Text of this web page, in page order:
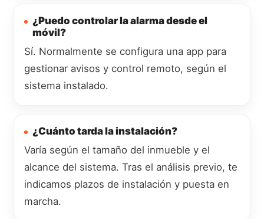
¿Puedo controlar la alarma desde el
móvil?
Sí. Normalmente se configura una app para
gestionar avisos y control remoto, según el
sistema instalado.
¿Cuánto tarda la instalación?
Varía según el tamaño del inmueble y el
alcance del sistema. Tras el análisis previo, te
indicamos plazos de instalación y puesta en
marcha.